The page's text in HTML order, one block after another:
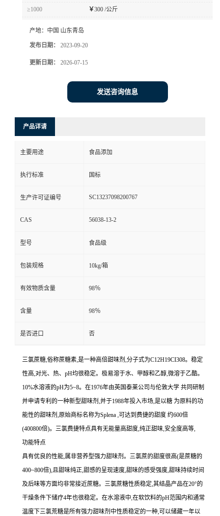
≥1000 ￥300 /公斤
产地： 中国 山东青岛
发布日期： 2023-09-20
更新日期： 2026-07-15
发送咨询信息
产品详请
主要用途 食品添加
执行标准 国标
生产许可证编号 SC13237098200767
CAS 56038-13-2
型号 食品级
包装规格 10kg/箱
有效物质含量 98％
含量 98％
是否进口 否
三氯蔗糖,俗称蔗糖素,是一种高倍甜味剂,分子式为C12H19CI308。稳定
性高,对光、热、pH均很稳定。极易溶于水、甲醇和乙醇,微溶于乙酷。
10%水溶液的pH为5~8。在1976年由英国泰莱公司与伦敦大学 共同研制
并申请专利的一种新型甜味剂,并于1988年投入市场,是以糖 为原料的功
能性的甜味剂,原始商标名称为Splena ,可达到费捷的甜度 约600倍
(400800倍)。三氯费捷特点具有无能量高甜度,纯正甜味,安全度高等,
功能特点
具有优良的性能,属非营养型强力甜味剂。三氯蔗的甜度很高(是蔗糖的
400~800倍),且甜味纯正,甜感的呈现速度,甜味的感受强度,甜味持续时间
及后味等方面均非常接近蔗糖。三氯蔗糖性质稳定,其结晶产品在20°的
干燥条件下储疗4年也很稳定。在水溶液中,在软饮料的pH范围内和通常
温度下三氯荒糖是所有强力甜味剂中性质稳定的一种,可以储藏一年以